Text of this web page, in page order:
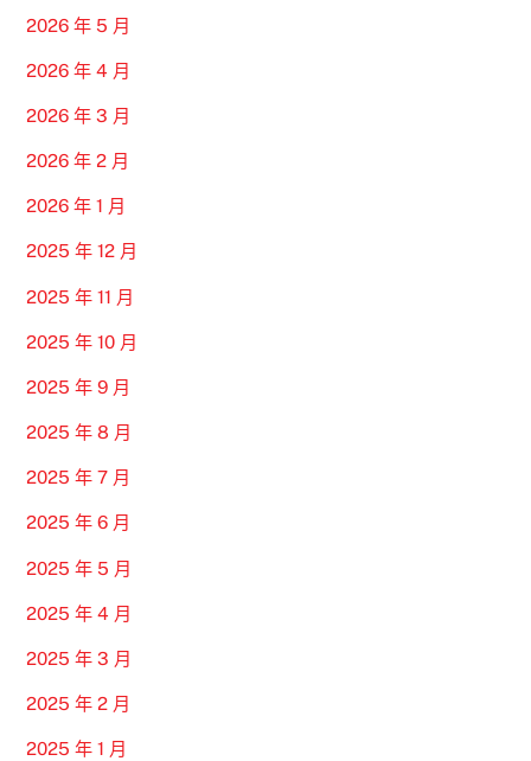
2026 年 5 月
2026 年 4 月
2026 年 3 月
2026 年 2 月
2026 年 1 月
2025 年 12 月
2025 年 11 月
2025 年 10 月
2025 年 9 月
2025 年 8 月
2025 年 7 月
2025 年 6 月
2025 年 5 月
2025 年 4 月
2025 年 3 月
2025 年 2 月
2025 年 1 月